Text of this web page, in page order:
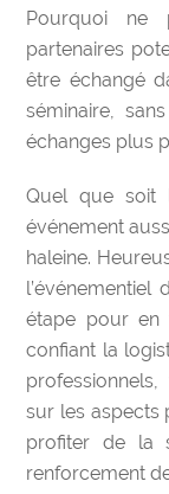
Pourquoi ne
partenaires
être échangé
séminaire,
échanges plus
Quel que soit
événement
haleine.
l’événementiel
étape pour en
confiant la
sur les aspects
profiter de la
renforcement